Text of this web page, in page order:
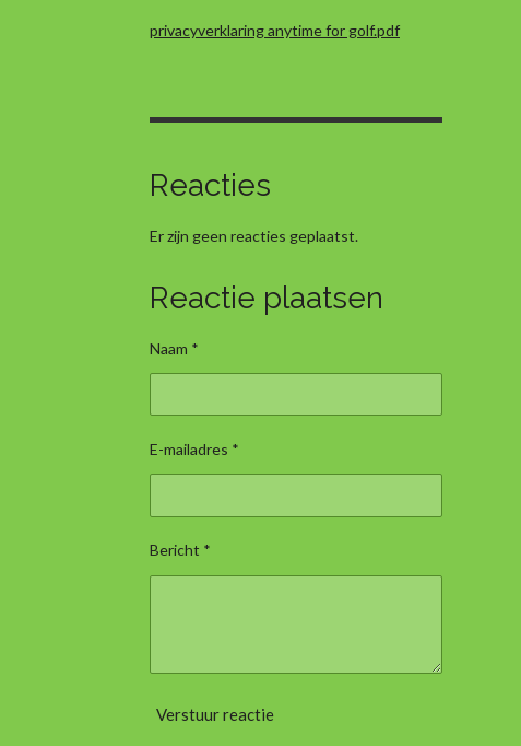
privacyverklaring anytime for golf.pdf
Reacties
Er zijn geen reacties geplaatst.
Reactie plaatsen
Naam *
E-mailadres *
Bericht *
Verstuur reactie